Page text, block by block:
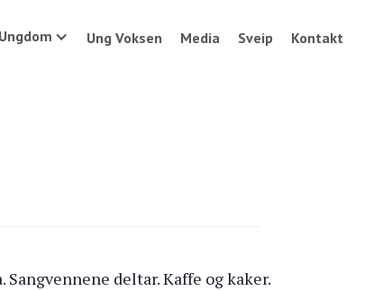
Ungdom Ung Voksen Media Sveip Kontakt
deltar. Kaffe og kaker.